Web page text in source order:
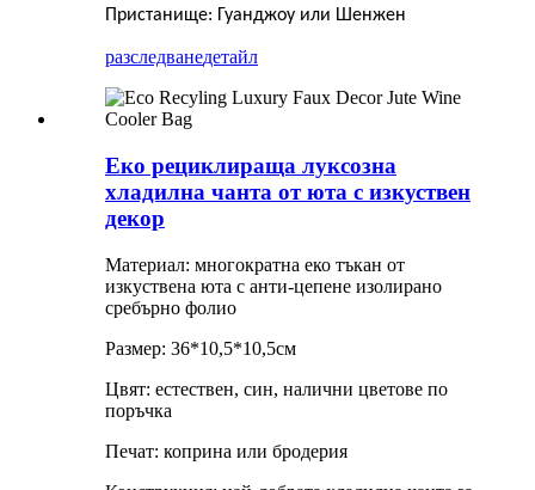
Пристанище: Гуанджоу или Шенжен
разследванедетайл
Еко рециклираща луксозна
хладилна чанта от юта с изкуствен
декор
Материал: многократна еко тъкан от
изкуствена юта с анти-цепене изолирано
сребърно фолио
Размер: 36*10,5*10,5см
Цвят: естествен, син, налични цветове по
поръчка
Печат: коприна или бродерия